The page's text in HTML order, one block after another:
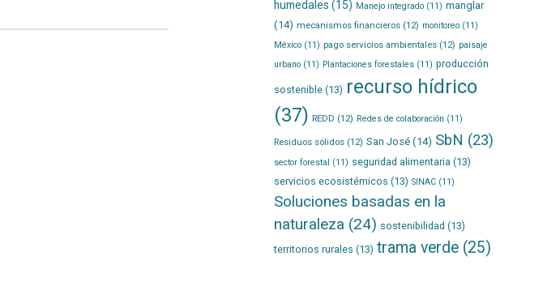
humedales (15) Manejo integrado(11) manglar
(14) mecanismos financieros(12) monitoreo(11)
México(11) pago servicios ambientales(12) paisaje
urbano(11) Plantaciones forestales(11) producción
sostenible(13) recurso hídrico
(37) REDD (12) Redes de colaboración (11)
Residuos sólidos(12) San José(14) SbN (23)
sector forestal (11) seguridad alimentaria (13)
servicios ecosistémicos (13) SINAC(11)
Soluciones basadas en la
naturaleza (24) sostenibilidad (13)
territorios rurales (13) trama verde(25)